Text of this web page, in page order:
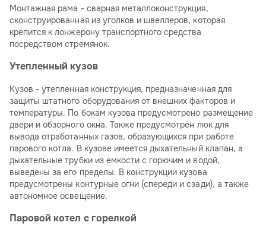
Монтажная рама - сварная металлоконструкция,
сконструированная из уголков и швеллеров, которая
крепится к лонжерону транспортного средства
посредством стремянок.
Утепленный кузов
Кузов - утепленная конструкция, предназначенная для
защиты штатного оборудования от внешних факторов и
температуры. По бокам кузова предусмотрено размещение
двери и обзорного окна. Также предусмотрен люк для
вывода отработанных газов, образующихся при работе
парового котла. В кузове имеется дыхательный клапан, а
дыхательные трубки из емкости с горючим и водой,
выведены за его пределы. В конструкции кузова
предусмотрены контурные огни (спереди и сзади), а также
автономное освещение.
Паровой котел с горелкой